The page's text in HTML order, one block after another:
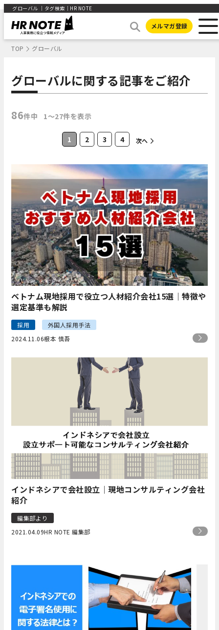
グローバル ｜タグ検索｜HR NOTE
メルマガ登録
TOP グローバル
グローバルに関する記事をご紹介
86件中 1〜27件を表示
1 2 3 4 次へ
ベトナム現地採用で役立つ人材紹介会社15選｜特徴や
選定基準も解説
採用
外国人採用手法
2024.11.06根本 慎吾
インドネシアで会社設立｜現地コンサルティング会社
紹介
編集部より
2021.04.09HR NOTE 編集部